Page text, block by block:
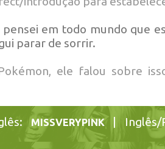
em todo mundo que
parar de sorrir.
ele falou sobre
MISSVERYPINK| Inglês/